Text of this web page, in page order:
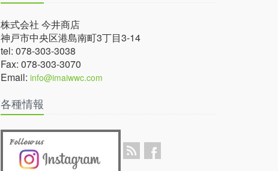
株式会社 今井商店
神戸市中央区港島南町3丁目3-14
tel: 078-303-3038
Fax: 078-303-3070
Email: info@imaiwwc.com
各種情報